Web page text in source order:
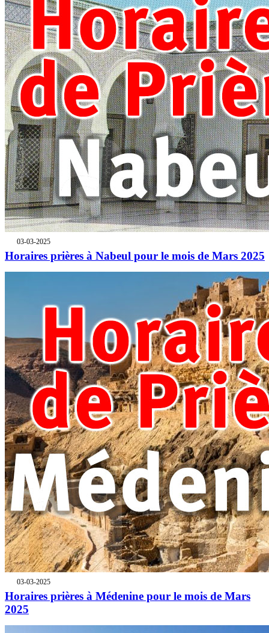
03-03-2025
Horaires prières à Nabeul pour le mois de Mars 2025
03-03-2025
Horaires prières à Médenine pour le mois de Mars
2025